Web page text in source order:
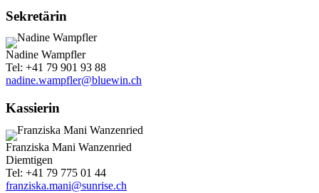
Sekretärin
Nadine Wampfler
Tel: +41 79 901 93 88
nadine.wampfler@bluewin.ch
Kassierin
Franziska Mani Wanzenried
Diemtigen
Tel: +41 79 775 01 44
franziska.mani@sunrise.ch